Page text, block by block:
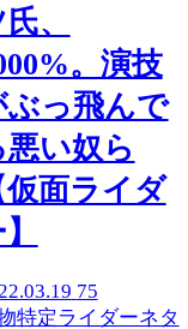
、
。演技
ぶっ飛んで
悪い奴ら
仮面ライダ
75
特定ライダーネタ